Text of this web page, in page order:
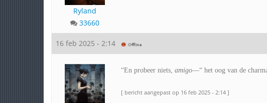
Ryland
33660
16 feb 2025 - 2:14
“En probeer niets, amigo—“ het oog van de
[ bericht aangepast op 16 feb 2025 - 2:14 ]